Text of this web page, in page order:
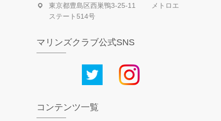
東京都豊島区西巣鴨3-25-11 メトロエ
ステート514号
マリンズクラブ公式SNS
コンテンツ一覧